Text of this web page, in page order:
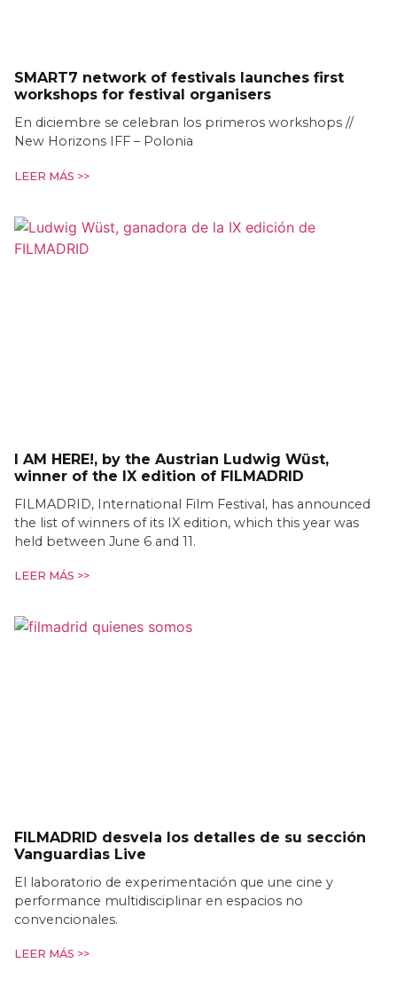
SMART7 network of festivals launches first
workshops for festival organisers
En diciembre se celebran los primeros workshops //
New Horizons IFF – Polonia
LEER MÁS >>
I AM HERE!, by the Austrian Ludwig Wüst,
winner of the IX edition of FILMADRID
FILMADRID, International Film Festival, has announced
the list of winners of its IX edition, which this year was
held between June 6 and 11.
LEER MÁS >>
FILMADRID desvela los detalles de su sección
Vanguardias Live
El laboratorio de experimentación que une cine y
performance multidisciplinar en espacios no
convencionales.
LEER MÁS >>